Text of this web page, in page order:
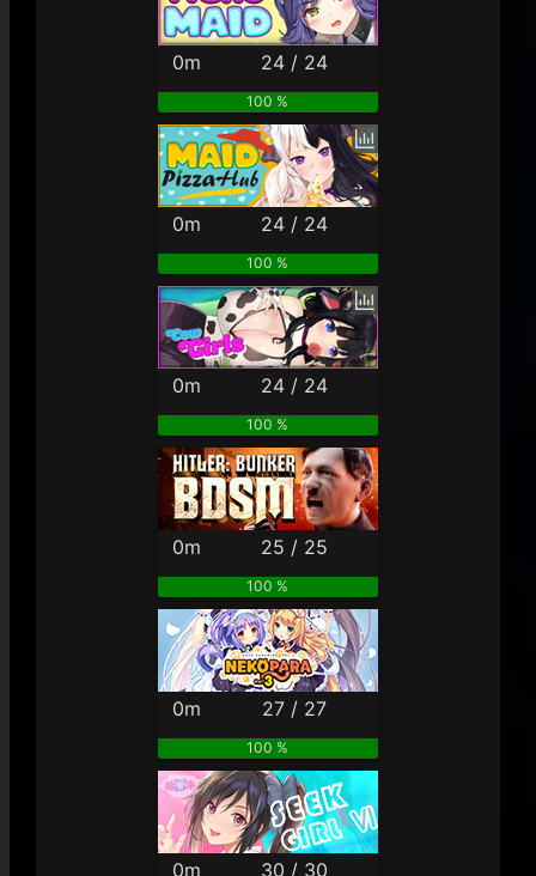
0m 24 / 24
100 %
0m 24 / 24
100 %
0m 24 / 24
100 %
0m 25 / 25
100 %
0m 27 / 27
100 %
0m 30 / 30